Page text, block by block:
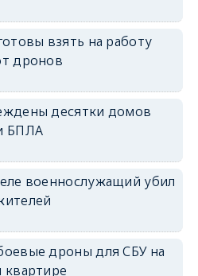
взять на работу
дронов
десятки домов
БПЛА
военнослужащий убил
дроны для СБУ на
квартире